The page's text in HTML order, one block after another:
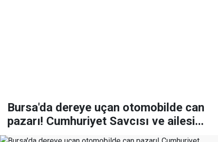
Bursa'da dereye uçan otomobilde can
pazarı! Cumhuriyet Savcısı ve ailesi...